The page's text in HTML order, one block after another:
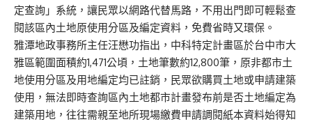
定查詢」系統，讓民眾以網路代替馬路，不用出門即可輕鬆查
閱該區內土地原使用分區及編定資料，免費省時又環保。
雅潭地政事務所主任汪懋功指出，中科特定計畫區於台中市大
雅區範圍面積約1,471公頃，土地筆數約12,800筆，原非都市土
地使用分區及用地編定均已註銷，民眾欲購買土地或申請建築
使用，無法即時查詢區內土地都市計畫發布前是否土地編定為
建築用地，往往需親至地所現場繳費申請調閱紙本資料始得知